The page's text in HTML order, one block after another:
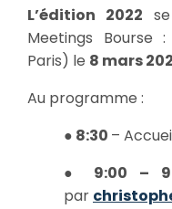
L’édition 2022
Meetings Bourse
Paris) le 8 mars
Au programme :
● 8:30 –
● 9:00 –
par